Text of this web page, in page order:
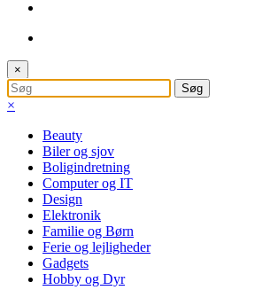
×
×
Beauty
Biler og sjov
Boligindretning
Computer og IT
Design
Elektronik
Familie og Børn
Ferie og lejligheder
Gadgets
Hobby og Dyr